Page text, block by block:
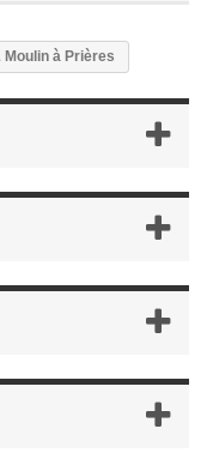
Moulin à Prières